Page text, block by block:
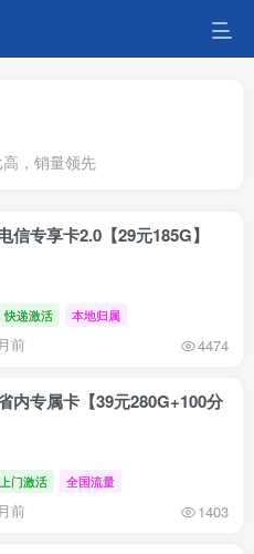
，销量领先
信专享卡2.0【29元185G】
快递激活 本地归属
前 4474
内专属卡【39元280G+100分
上门激活 全国流量
前 1403